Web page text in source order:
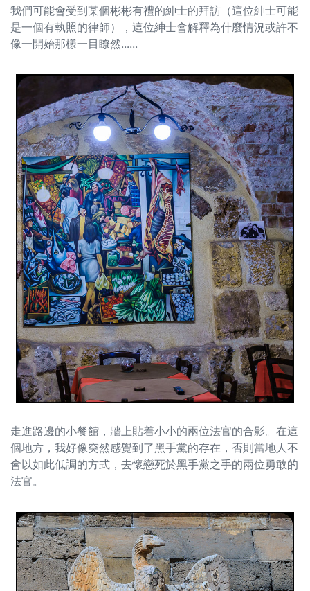
我們可能會受到某個彬彬有禮的紳士的拜訪（這位紳士可能
是一個有執照的律師），這位紳士會解釋為什麼情況或許不
像一開始那樣一目瞭然......
走進路邊的小餐館，牆上貼着小小的兩位法官的合影。在這
個地方，我好像突然感覺到了黑手黨的存在，否則當地人不
會以如此低調的方式，去懷戀死於黑手黨之手的兩位勇敢的
法官。